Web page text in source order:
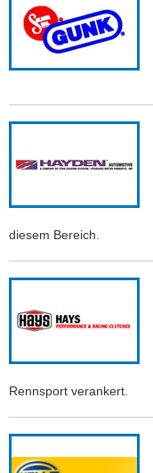
diesem Bereich.
Rennsport verankert.